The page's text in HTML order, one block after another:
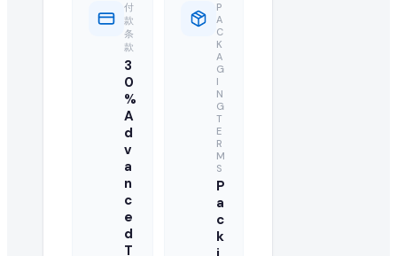
如何成为 used oil 的认证供应商?
您可以在 EximNext 免费注册并完善企业资料以成为认证制
此次进口需要什么样的运输条款?
买家要求的具体运输条款(例如 CIF、FOB、EXW)列于此
这是一次性采购还是长期的批量订单需求?
买家通常寻求长期的制造合作伙伴。您可以与买家澄清此
付
款
条
款
3
0
%
A
d
v
a
n
c
e
d
T
P
A
C
K
A
G
I
N
G
T
E
R
M
S
P
a
c
k